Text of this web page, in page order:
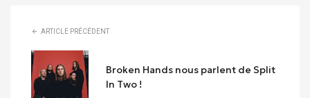
ARTICLE PRÉCÉDENT
Broken Hands nous parlent de Split
In Two !